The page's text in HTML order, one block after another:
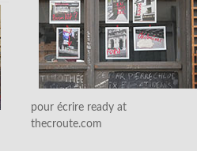
pour écrire ready at
thecroute.com